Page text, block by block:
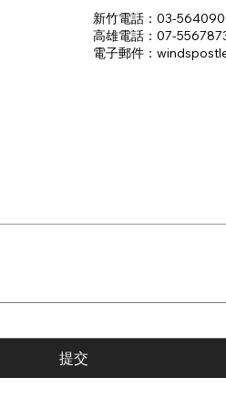
新竹電話：03-
高雄電話：07-
電子郵件：​
提交